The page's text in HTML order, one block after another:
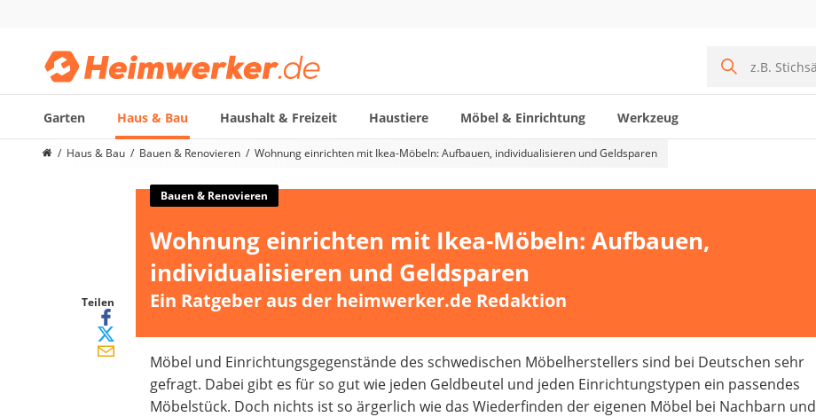
Garten Haus & Bau Haushalt & Freizeit Haustiere Möbel & Einrichtung Werkzeug
Die beliebtesten Vergleiche nach Kategorie
Außenleuchte mit Kamera
Smart-Home-Rauchmelder
Überwachungskameras außen
Regendusche
Reizstromgerät
Infrarot-Thermometer
Haus & Bau Bauen & Renovieren Wohnung einrichten mit Ikea-Möbeln: Aufbauen, individualisieren und Geldsparen
Teilen
Bauen & Renovieren
Wohnung einrichten mit Ikea-Möbeln: Aufbauen,
individualisieren und Geldsparen
Ein Ratgeber aus der heimwerker.de Redaktion
Möbel und Einrichtungsgegenstände des schwedischen Möbelherstellers sind bei Deutschen sehr
gefragt. Dabei gibt es für so gut wie jeden Geldbeutel und jeden Einrichtungstypen ein passendes
Möbelstück. Doch nichts ist so ärgerlich wie das Wiederfinden der eigenen Möbel bei Nachbarn und